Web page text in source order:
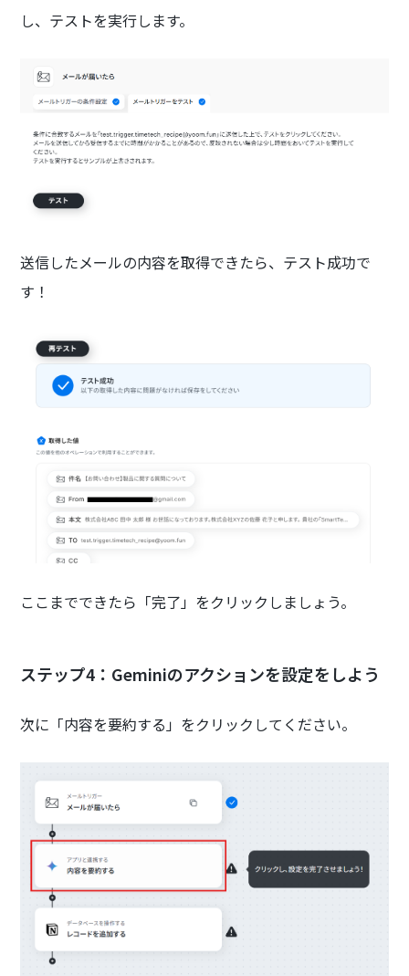
し、テストを実行します。
送信したメールの内容を取得できたら、テスト成功で
す！
ここまでできたら「完了」をクリックしましょう。
ステップ4：Geminiのアクションを設定をしよう
次に「内容を要約する」をクリックしてください。